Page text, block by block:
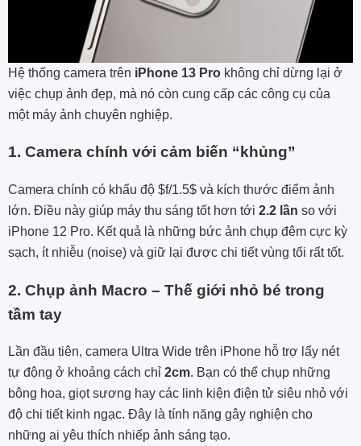
Hệ thống camera trên iPhone 13 Pro không chỉ dừng lại ở
việc chụp ảnh đẹp, mà nó còn cung cấp các công cụ của
một máy ảnh chuyên nghiệp.
1. Camera chính với cảm biến “khủng”
Camera chính có khẩu độ $f/1.5$ và kích thước điểm ảnh
lớn. Điều này giúp máy thu sáng tốt hơn tới 2.2 lần so với
iPhone 12 Pro. Kết quả là những bức ảnh chụp đêm cực kỳ
sạch, ít nhiễu (noise) và giữ lại được chi tiết vùng tối rất tốt.
2. Chụp ảnh Macro – Thế giới nhỏ bé trong
tầm tay
Lần đầu tiên, camera Ultra Wide trên iPhone hỗ trợ lấy nét
tự động ở khoảng cách chỉ 2cm. Bạn có thể chụp những
bông hoa, giọt sương hay các linh kiện điện tử siêu nhỏ với
độ chi tiết kinh ngạc. Đây là tính năng gây nghiện cho
những ai yêu thích nhiếp ảnh sáng tạo.